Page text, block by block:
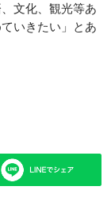
文化、観光等あ
いきたい」とあ